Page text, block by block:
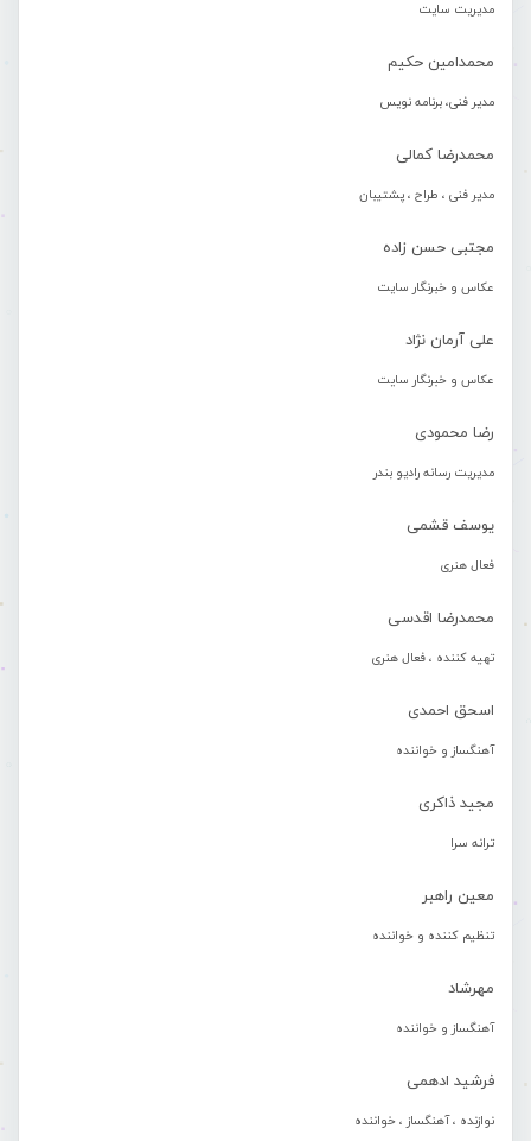
مدیریت سایت
محمدامین حکیم
مدیر فنی، برنامه نویس
محمدرضا کمالی
مدیر فنی ، طراح ، پشتیبان
مجتبی حسن زاده
عکاس و خبرنگار سایت
علی آرمان نژاد
عکاس و خبرنگار سایت
رضا محمودی
مدیریت رسانه رادیو بندر
یوسف قشمی
فعال هنری
محمدرضا اقدسی
تهیه کننده ، فعال هنری
اسحق احمدی
آهنگساز و خواننده
مجید ذاکری
ترانه سرا
معین راهبر
تنظیم کننده و خواننده
مهرشاد
آهنگساز و خواننده
فرشید ادهمی
نوازنده ، آهنگساز ، خواننده